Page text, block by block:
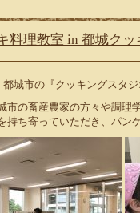
料理教室 in 都城ク
城市の『クッキングスタ
市の畜産農家の方々や調理
持ち寄っていただき、パン